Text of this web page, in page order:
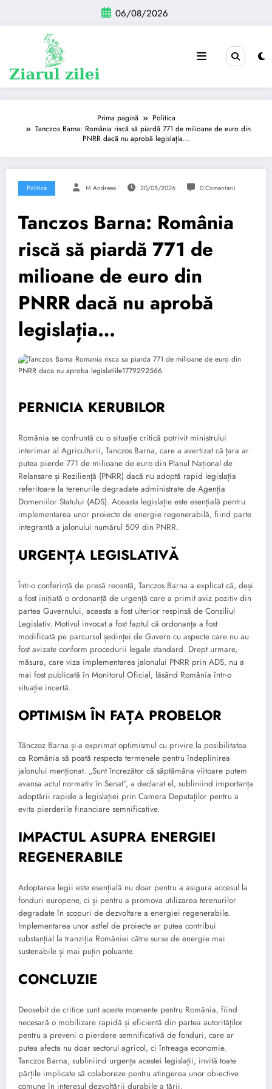
conținut
06/08/2026
Prima pagină
Politica
Tanczos Barna: România riscă să piardă 771 de milioane de euro din
PNRR dacă nu aprobă legislația…
Politica M Andreea 20/05/2026 0 Comentarii
Tanczos Barna: România
riscă să piardă 771 de
milioane de euro din
PNRR dacă nu aprobă
legislația…
PERNICIA KERUBILOR
România se confruntă cu o situație critică potrivit ministrului
interimar al Agriculturii, Tanczos Barna, care a avertizat că țara ar
putea pierde 771 de milioane de euro din Planul Național de
Relansare și Reziliență (PNRR) dacă nu adoptă rapid legislația
referitoare la terenurile degradate administrate de Agenția
Domeniilor Statului (ADS). Aceasta legislație este esențială pentru
implementarea unor proiecte de energie regenerabilă, fiind parte
integrantă a jalonului numărul 509 din PNRR.
URGENȚA LEGISLATIVĂ
Într-o conferință de presă recentă, Tanczos Barna a explicat că, deși
a fost inițiată o ordonanță de urgență care a primit aviz pozitiv din
partea Guvernului, aceasta a fost ulterior respinsă de Consiliul
Legislativ. Motivul invocat a fost faptul că ordonanța a fost
modificată pe parcursul ședinței de Guvern cu aspecte care nu au
fost avizate conform procedurii legale standard. Drept urmare,
măsura, care viza implementarea jalonului PNRR prin ADS, nu a
mai fost publicată în Monitorul Oficial, lăsând România într-o
situație incertă.
OPTIMISM ÎN FAȚA PROBELOR
Tânczoz Barna și-a exprimat optimismul cu privire la posibilitatea
ca România să poată respecta termenele pentru îndeplinirea
jalonului menționat. „Sunt încrezător că săptămâna viitoare putem
avansa actul normativ în Senat”, a declarat el, subliniind importanța
adoptării rapide a legislației prin Camera Deputaților pentru a
evita pierderile financiare semnificative.
IMPACTUL ASUPRA ENERGIEI
REGENERABILE
Adoptarea legii este esențială nu doar pentru a asigura accesul la
fonduri europene, ci și pentru a promova utilizarea terenurilor
degradate în scopuri de dezvoltare a energiei regenerabile.
Implementarea unor astfel de proiecte ar putea contribui
substanțial la tranziția României către surse de energie mai
sustenabile și mai puțin poluante.
CONCLUZIE
Deosebit de critice sunt aceste momente pentru România, fiind
necesară o mobilizare rapidă și eficientă din partea autorităților
pentru a preveni o pierdere semnificativă de fonduri, care ar
putea afecta nu doar sectorul agricol, ci întreaga economie.
Tanczos Barna, subliniind urgența acestei legislații, invită toate
părțile implicate să colaboreze pentru atingerea unor obiective
comune în interesul dezvoltării durabile a țării.